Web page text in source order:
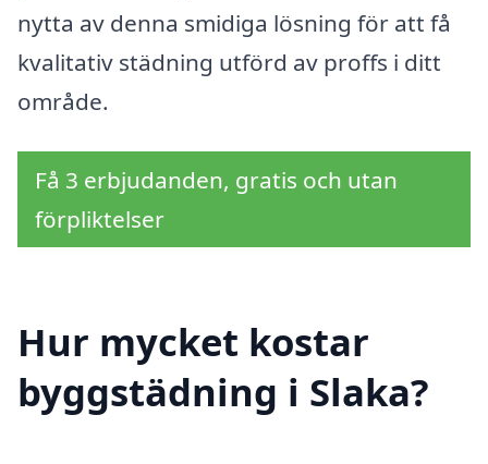
nytta av denna smidiga lösning för att få
kvalitativ städning utförd av proffs i ditt
område.
Få 3 erbjudanden, gratis och utan
förpliktelser
Hur mycket kostar
byggstädning i Slaka?